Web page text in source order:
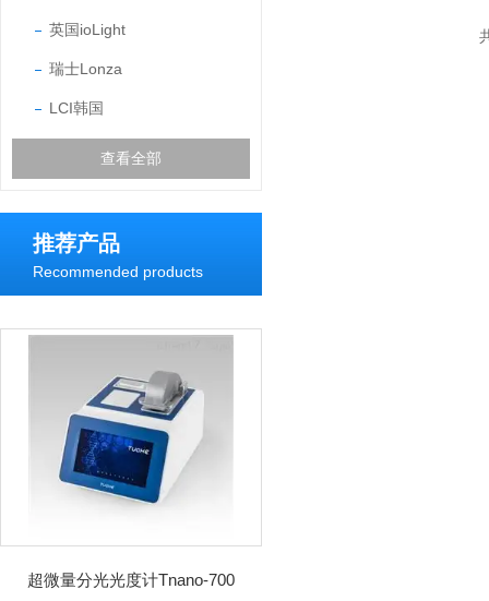
英国ioLight
瑞士Lonza
LCI韩国
查看全部
推荐产品
Recommended products
超微量分光光度计Tnano-700